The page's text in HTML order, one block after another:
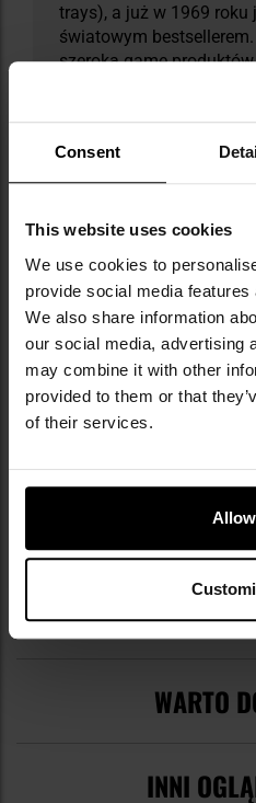
Consent
This website uses cookies
We use cookies to
provide social media
We also share information
our social media, advertising
may combine it with other
provided to them or that
of their services.
trays), a już w 1969 roku
światowym
szeroką gamę
wędkarskich, przez
specjalistyczne
naturalne suszenie
wentylacyjnym, co chroni
gwarantują
niezawodną ochronę w
DANE
informacji
EAN
Producent
WARTO
INNI